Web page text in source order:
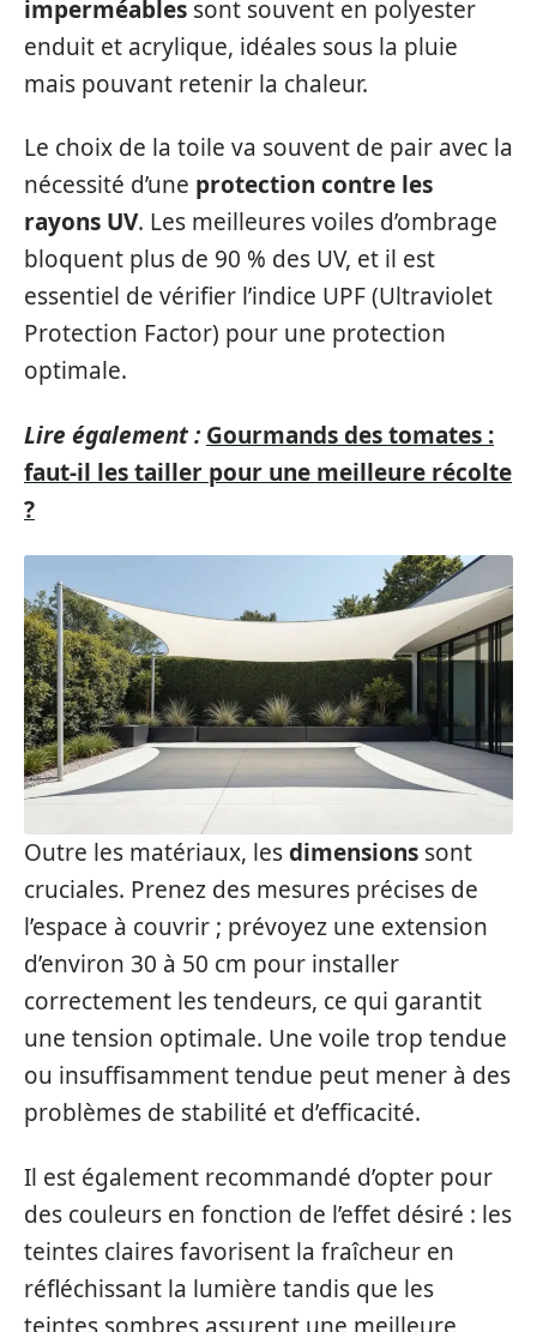
imperméables sont souvent en polyester
enduit et acrylique, idéales sous la pluie
mais pouvant retenir la chaleur.
Le choix de la toile va souvent de pair avec la
nécessité d’une protection contre les
rayons UV. Les meilleures voiles d’ombrage
bloquent plus de 90 % des UV, et il est
essentiel de vérifier l’indice UPF (Ultraviolet
Protection Factor) pour une protection
optimale.
Lire également : Gourmands des tomates :
faut-il les tailler pour une meilleure récolte
?
Outre les matériaux, lesdimensions sont
cruciales. Prenez des mesures précises de
l’espace à couvrir ; prévoyez une extension
d’environ 30 à 50 cm pour installer
correctement les tendeurs, ce qui garantit
une tension optimale. Une voile trop tendue
ou insuffisamment tendue peut mener à des
problèmes de stabilité et d’efficacité.
Il est également recommandé d’opter pour
des couleurs en fonction de l’effet désiré : les
teintes claires favorisent la fraîcheur en
réfléchissant la lumière tandis que les
teintes sombres assurent une meilleure